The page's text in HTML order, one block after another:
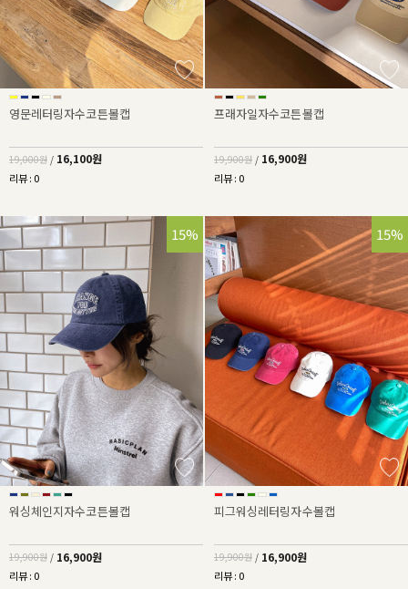
영문레터링자수코튼볼캡
19,000원 / 16,100원
리뷰 : 0
프래자일자수코튼볼캡
19,900원 / 16,900원
리뷰 : 0
15%
워싱체인지자수코튼볼캡
19,900원 / 16,900원
리뷰 : 0
15%
피그워싱레터링자수볼캡
19,900원 / 16,900원
리뷰 : 0